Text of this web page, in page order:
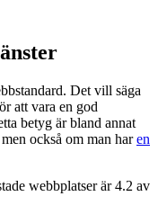
Det vill säga
att vara en god
betyg är bland annat
också om man haren
webbplatser är 4.2 av